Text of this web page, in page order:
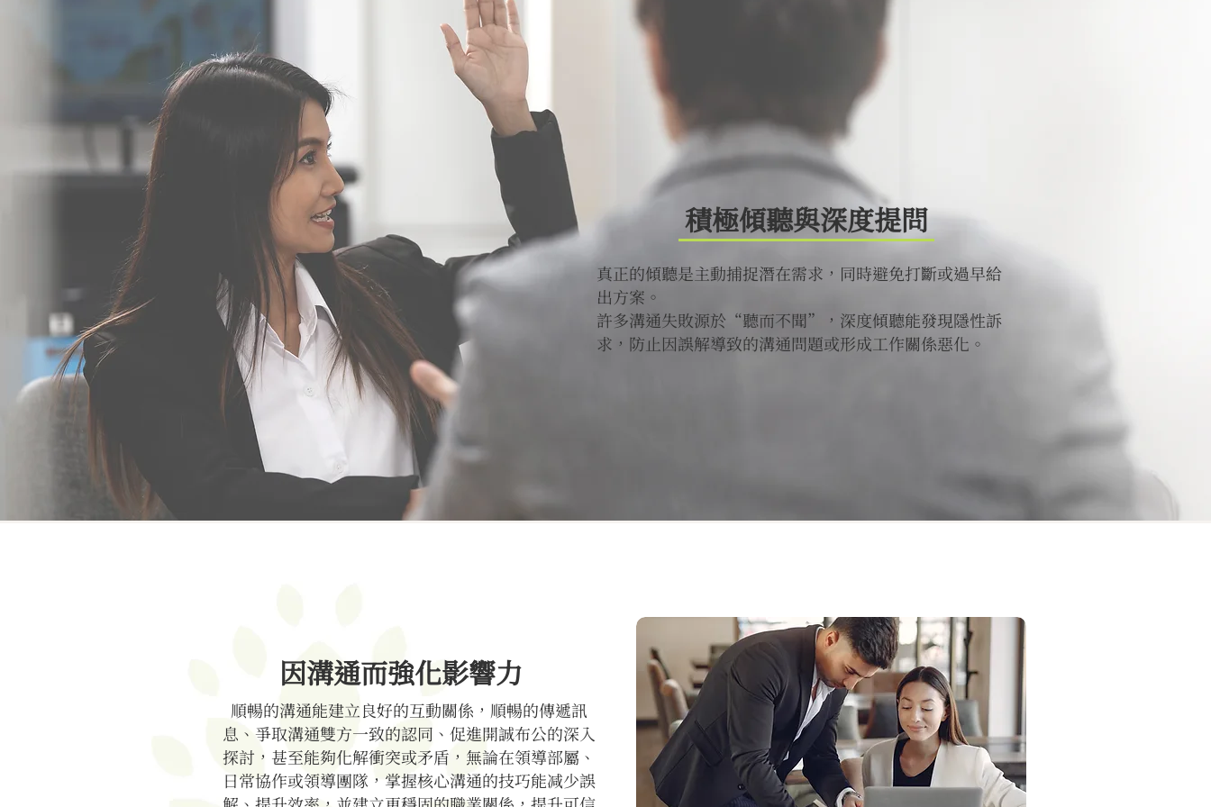
積極傾聽與深度提問
真正的傾聽是主動捕捉潛在需求，同時避免打斷或過早給
出方案。
許多溝通失敗源於“聽而不聞”，深度傾聽能發現隱性訴
求，防止因誤解導致的溝通問題或形成工作關係惡化。
因溝通而強化影響力
順暢的溝通能建立良好的互動關係，順暢的傳遞訊
息、爭取溝通雙方一致的認同、促進開誠布公的深入
探討，甚至能夠化解衝突或矛盾，無論在領導部屬、
日常協作或領導團隊，掌握核心溝通的技巧能减少誤